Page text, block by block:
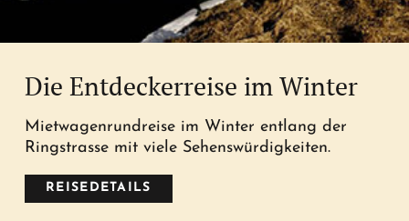
Die Entdeckerreise im Winter
Mietwagenrundreise im Winter entlang der
Ringstrasse mit viele Sehenswürdigkeiten.
REISEDETAILS